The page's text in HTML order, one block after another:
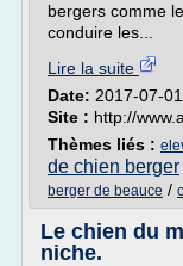
bergers comme
conduire les...
Lire la suite
Date: 2017-07-
Site : http://
Thèmes liés :
de chien berger
berger de beauce /
Le chien du
niche.